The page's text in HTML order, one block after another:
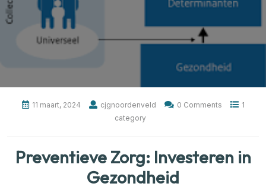
11 maart, 2024 cjgnoordenveld 0 Comments
1
category
Preventieve Zorg: Investeren in
Gezondheid